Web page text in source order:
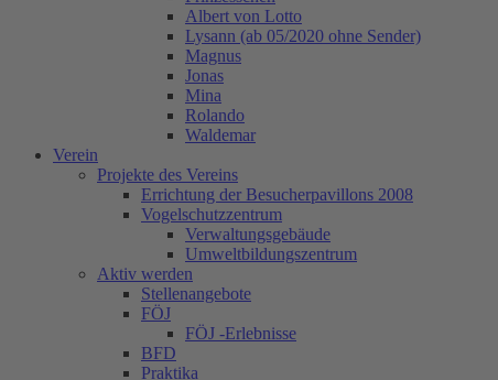
Albert von Lotto
Lysann (ab 05/2020 ohne Sender)
Magnus
Jonas
Mina
Rolando
Waldemar
Verein
Projekte des Vereins
Errichtung der Besucherpavillons 2008
Vogelschutzzentrum
Verwaltungsgebäude
Umweltbildungszentrum
Aktiv werden
Stellenangebote
FÖJ
FÖJ -Erlebnisse
BFD
Praktika